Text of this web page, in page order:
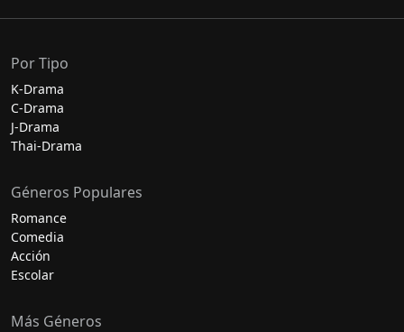
Por Tipo
K-Drama
C-Drama
J-Drama
Thai-Drama
Géneros Populares
Romance
Comedia
Acción
Escolar
Más Géneros